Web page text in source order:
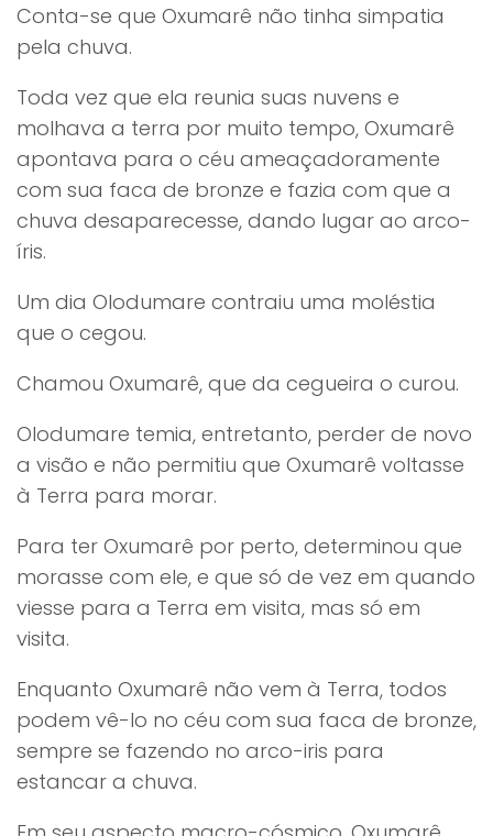
Conta-se que Oxumarê não tinha simpatia
pela chuva.
Toda vez que ela reunia suas nuvens e
molhava a terra por muito tempo, Oxumarê
apontava para o céu ameaçadoramente
com sua faca de bronze e fazia com que a
chuva desaparecesse, dando lugar ao arco-
íris.
Um dia Olodumare contraiu uma moléstia
que o cegou.
Chamou Oxumarê, que da cegueira o curou.
Olodumare temia, entretanto, perder de novo
a visão e não permitiu que Oxumarê voltasse
à Terra para morar.
Para ter Oxumarê por perto, determinou que
morasse com ele, e que só de vez em quando
viesse para a Terra em visita, mas só em
visita.
Enquanto Oxumarê não vem à Terra, todos
podem vê-lo no céu com sua faca de bronze,
sempre se fazendo no arco-iris para
estancar a chuva.